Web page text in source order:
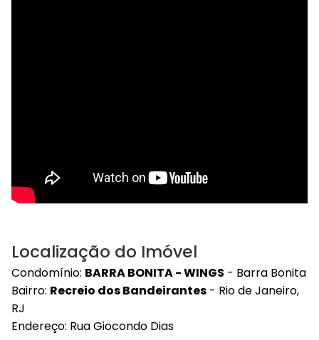
Localização do Imóvel
Condomínio: BARRA BONITA - WINGS - Barra Bonita
Bairro: Recreio dos Bandeirantes - Rio de Janeiro,
RJ
Endereço: Rua Giocondo Dias